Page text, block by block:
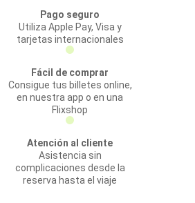
Pago seguro
Utiliza Apple Pay, Visa y
tarjetas internacionales
Fácil de comprar
Consigue tus billetes online,
en nuestra app o en una
Flixshop
Atención al cliente
Asistencia sin
complicaciones desde la
reserva hasta el viaje